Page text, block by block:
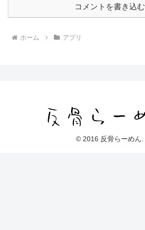
コメントを書き込む
ホーム アプリ
© 2016 反骨らーめん.